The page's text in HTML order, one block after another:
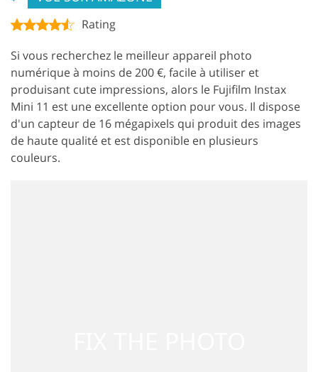
Rating
Si vous recherchez le meilleur appareil photo
numérique à moins de 200 €, facile à utiliser et
produisant cute impressions, alors le Fujifilm Instax
Mini 11 est une excellente option pour vous. Il dispose
d'un capteur de 16 mégapixels qui produit des images
de haute qualité et est disponible en plusieurs
couleurs.